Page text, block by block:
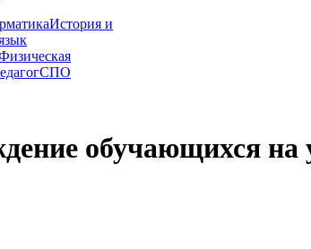
История и
СПО
обучающихся